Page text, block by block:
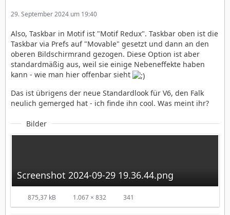
29. September 2024 um 19:40
Also, Taskbar in Motif ist "Motif Redux". Taskbar oben ist die
Taskbar via Prefs auf "Movable" gesetzt und dann an den
oberen Bildschirmrand gezogen. Diese Option ist aber
standardmäßig aus, weil sie einige Nebeneffekte haben
kann - wie man hier offenbar sieht
Das ist übrigens der neue Standardlook für V6, den Falk
neulich gemerged hat - ich finde ihn cool. Was meint ihr?
Bilder
Screenshot 2024-09-29 19.36.44.png
875,37 kB 1.067 × 832 341